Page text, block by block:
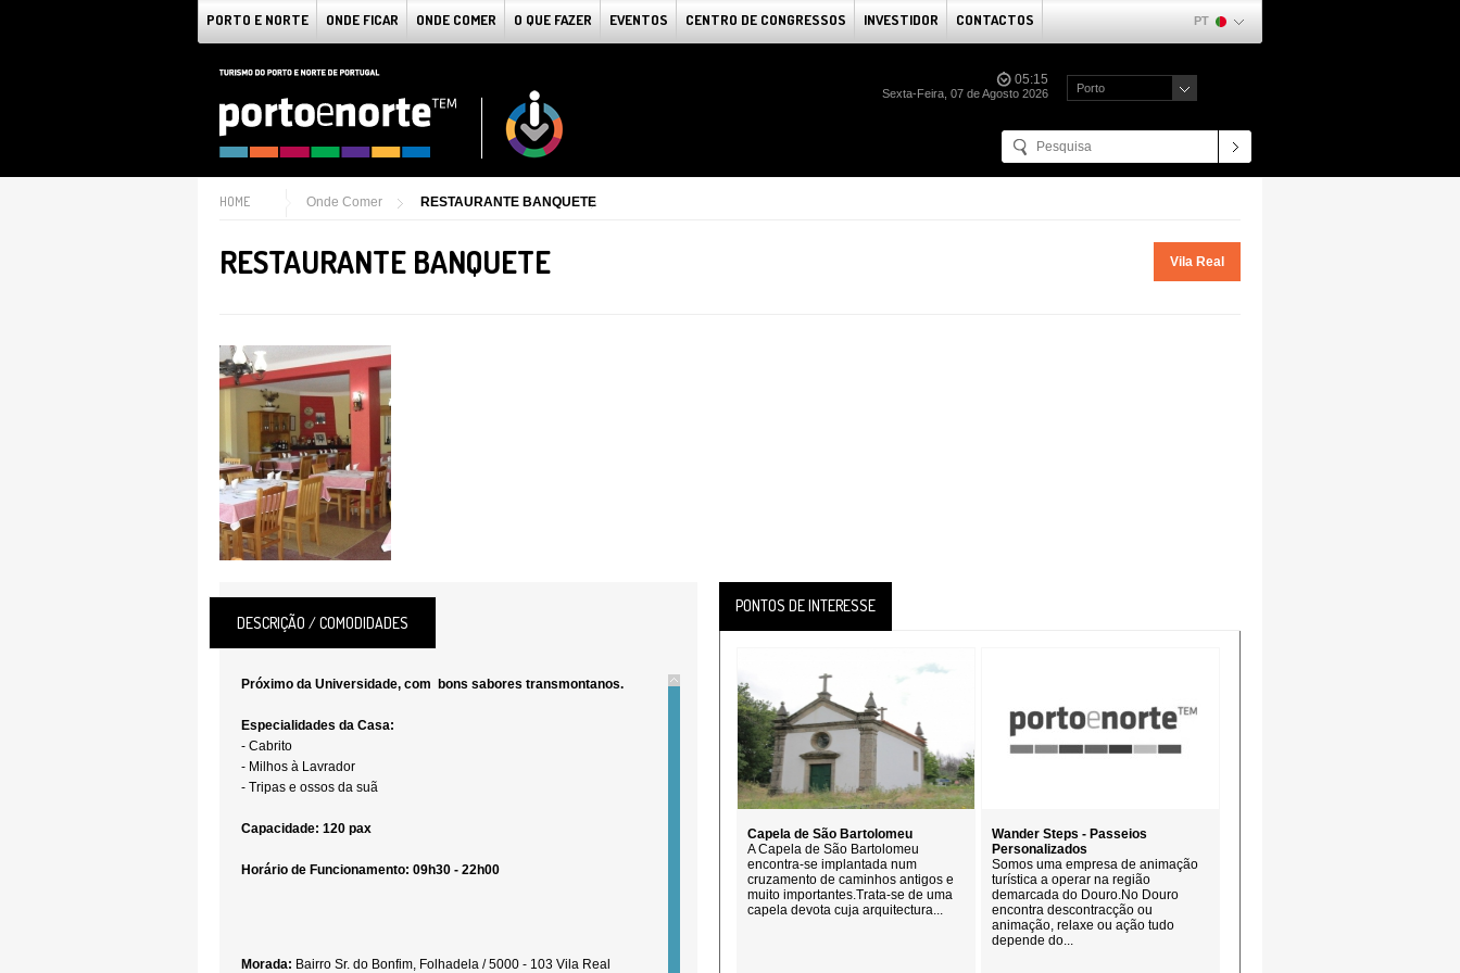
PORTO E NORTE ONDE FICAR ONDE COMER O QUE FAZER EVENTOS CENTRO DE CONGRESSOS INVESTIDOR CONTACTOS PT
05:15
Sexta-Feira, 07 de Agosto 2026 Porto
HOME Onde Comer RESTAURANTE BANQUETE
RESTAURANTE BANQUETE Vila Real
DESCRIÇÃO / COMODIDADES
Próximo da Universidade, com bons sabores transmontanos.
Especialidades da Casa:
- Cabrito
- Milhos à Lavrador
- Tripas e ossos da suã
Capacidade: 120 pax
Horário de Funcionamento: 09h30 - 22h00
Morada: Bairro Sr. do Bonfim, Folhadela / 5000 - 103 Vila Real
PONTOS DE INTERESSE
Capela de São Bartolomeu
A Capela de São Bartolomeu
encontra-se implantada num
cruzamento de caminhos antigos e
muito importantes.Trata-se de uma
capela devota cuja arquitectura...
Wander Steps - Passeios
Personalizados
Somos uma empresa de animação
turística a operar na região
demarcada do Douro.No Douro
encontra descontracção ou
animação, relaxe ou ação tudo
depende do...